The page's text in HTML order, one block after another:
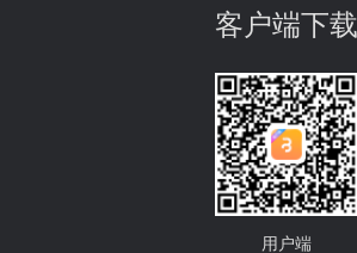
客户端下载
用户端